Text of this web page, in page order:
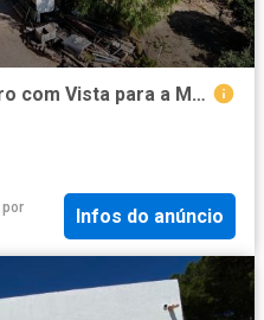
Encantadora Quinta em Faro com Vista para a Montanha
por
Infos do anúncio